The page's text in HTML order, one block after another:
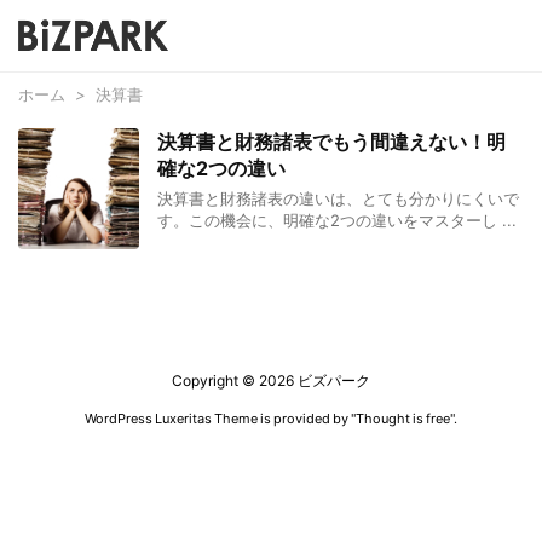
ホーム > 決算書
決算書と財務諸表でもう間違えない！明
確な2つの違い
決算書と財務諸表の違いは、とても分かりにくいで
す。この機会に、明確な2つの違いをマスターし ...
Copyright © 2026 ビズパーク
WordPress Luxeritas Theme is provided by "Thought is free".